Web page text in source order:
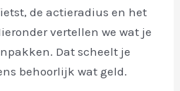
de actieradius en het
vertellen we wat je
Dat scheelt je
behoorlijk wat geld.